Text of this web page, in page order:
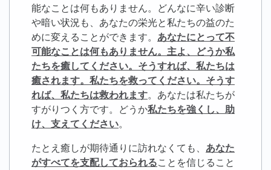
能なことは何もありません。どんなに辛い診断
や暗い状況も、あなたの栄光と私たちの益のた
めに変えることができます。 あなたにとって不
可能なことは何もありません。主よ、どうか私
たちを癒してください。そうすれば、私たちは
癒されます。私たちを救ってください。そうす
れば、私たちは救われます。あなたは私たちが
すがりつく方です。どうか私たちを強くし、助
け、支えてください。
たとえ癒しが期待通りに訪れなくても、 あなた
がすべてを支配しておられることを信じること